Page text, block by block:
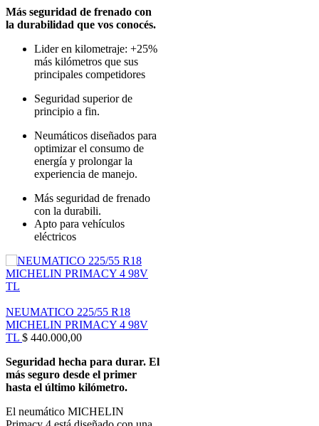
Más seguridad de frenado con
la durabilidad que vos conocés.
Lider en kilometraje: +25%
más kilómetros que sus
principales competidores
Seguridad superior de
principio a fin.
Neumáticos diseñados para
optimizar el consumo de
energía y prolongar la
experiencia de manejo.
Más seguridad de frenado
con la durabili.
Apto para vehículos
eléctricos
NEUMATICO 225/55 R18
MICHELIN PRIMACY 4 98V
TL $ 440.000,00
Seguridad hecha para durar. El
más seguro desde el primer
hasta el último kilómetro.
El neumático MICHELIN